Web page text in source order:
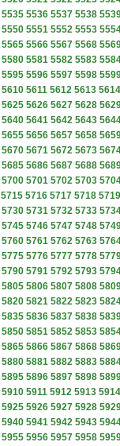
5535 5536 5537 5538
5550 5551 5552 5553
5565 5566 5567 5568
5580 5581 5582 5583
5595 5596 5597 5598
5610 5611 5612 5613 5614
5625 5626 5627 5628
5640 5641 5642 5643
5655 5656 5657 5658
5670 5671 5672 5673
5685 5686 5687 5688
5700 5701 5702 5703
5715 5716 5717 5718 5719
5730 5731 5732 5733
5745 5746 5747 5748
5760 5761 5762 5763
5775 5776 5777 5778
5790 5791 5792 5793
5805 5806 5807 5808
5820 5821 5822 5823
5835 5836 5837 5838
5850 5851 5852 5853
5865 5866 5867 5868
5880 5881 5882 5883
5895 5896 5897 5898
5910 5911 5912 5913 5914
5925 5926 5927 5928
5940 5941 5942 5943
5955 5956 5957 5958